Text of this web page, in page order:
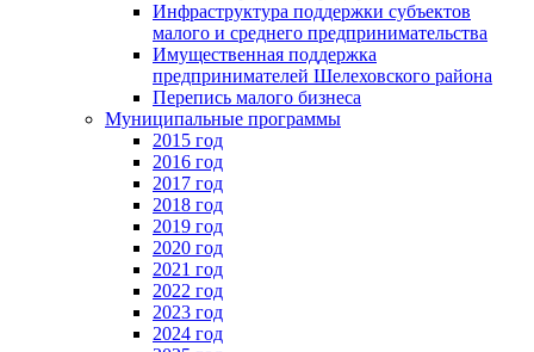
Инфраструктура поддержки субъектов
малого и среднего предпринимательства
Имущественная поддержка
предпринимателей Шелеховского района
Перепись малого бизнеса
Муниципальные программы
2015 год
2016 год
2017 год
2018 год
2019 год
2020 год
2021 год
2022 год
2023 год
2024 год